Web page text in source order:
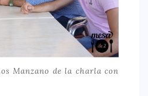
Manzano de la charla con